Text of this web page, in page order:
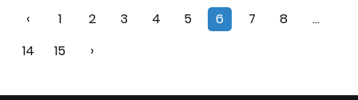
‹ 1 2 3 4 5 6 7 8
...
14
15 ›